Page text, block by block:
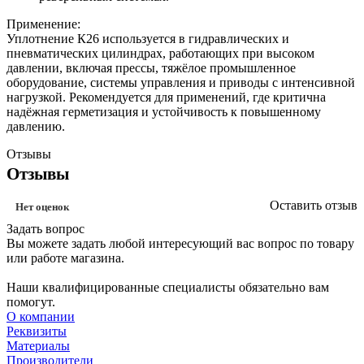
Применение:
Уплотнение К26 используется в гидравлических и
пневматических цилиндрах, работающих при высоком
давлении, включая прессы, тяжёлое промышленное
оборудование, системы управления и приводы с интенсивной
нагрузкой. Рекомендуется для применений, где критична
надёжная герметизация и устойчивость к повышенному
давлению.
Отзывы
Отзывы
Нет оценок
Оставить отзыв
Задать вопрос
Вы можете задать любой интересующий вас вопрос по товару
или работе магазина.
Наши квалифицированные специалисты обязательно вам
помогут.
О компании
Реквизиты
Материалы
Производители